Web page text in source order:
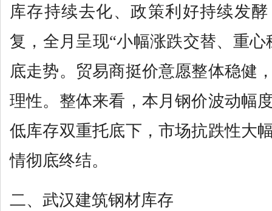
库存持续去化、政策利好持续发
复，全月呈现“小幅涨跌交替、重
底走势。贸易商挺价意愿整体稳健
理性。整体来看，本月钢价波动幅
低库存双重托底下，市场抗跌性大
情彻底终结。
二、武汉建筑钢材库存